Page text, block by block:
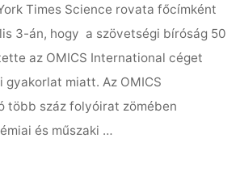
Times Science rovata főcímként
3-án, hogy a szövetségi bíróság 50
az OMICS International céget
miatt. Az OMICS
több száz folyóirat zömében
és műszaki …